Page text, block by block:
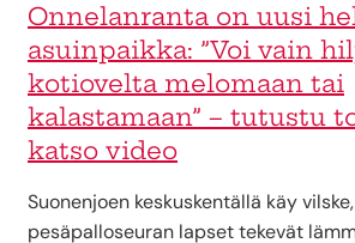
Onnelanranta on uusi
asuinpaikka: ”Voi vain
kotiovelta melomaan tai
kalastamaan” – tutustu
katso video
Suonenjoen keskuskentällä käy
pesäpalloseuran lapset tekevät